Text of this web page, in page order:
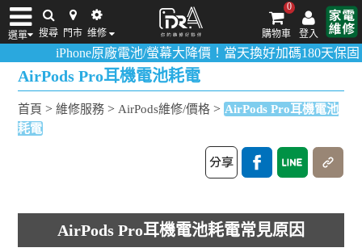
選單 搜尋 門市 维修 登入
0
購物車
iPhone維修/價格 筆電維修/價格 Android手機維修/價格 MacBook維修/價
iPhone原廠電池/螢幕大降價！當天換好加碼180天保固！活動
AirPods Pro耳機電池耗電
首頁 >維修服務 > AirPods維修/價格 > AirPods Pro耳機電池
耗電
AirPods Pro耳機電池耗電常見原因